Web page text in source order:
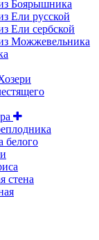
Боярышника
Ели русской
Ели сербской
Можжевельника
белого
стена